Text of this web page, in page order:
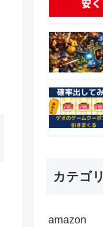
カテゴリ
amazon